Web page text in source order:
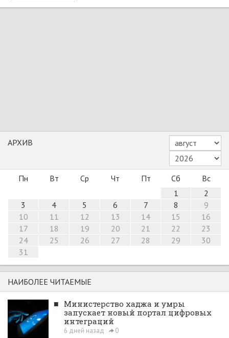
АРХИВ
Пн Вт Ср Чт Пт Сб
Вс
1
2
3
4 5 6 7 8
9
10
11 12 13 14 15
16
17
18 19 20 21 22
23
24
25 26 27 28 29
30
31
НАИБОЛЕЕ ЧИТАЕМЫЕ
■ Министерство хаджа и умры
запускает новый портал цифровых
интеграций
6 дней назад 0